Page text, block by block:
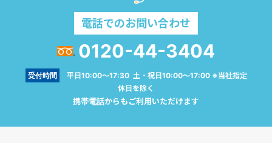
電話でのお問い合わせ
0120-44-3404
受付時間
平日10:00～17:30 土・祝日10:00～17:00 ※当社指定
休日を除く
携帯電話からもご利用いただけます